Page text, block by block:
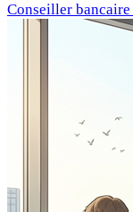
Conseiller bancaire